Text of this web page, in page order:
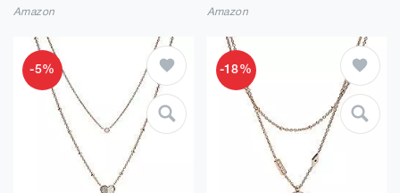
Amazon Amazon
-5% -18%